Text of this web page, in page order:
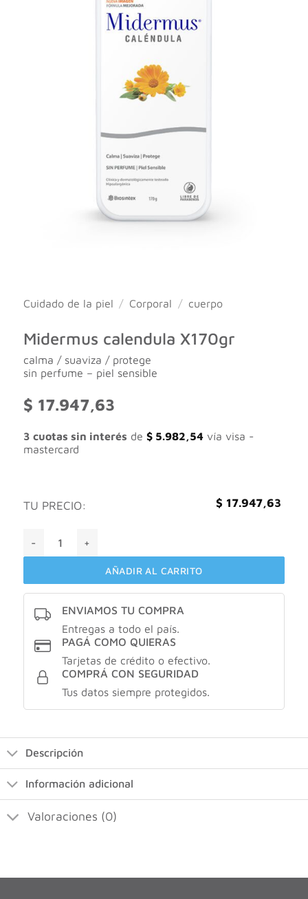
Cuidado de la piel / Corporal / cuerpo
Midermus calendula X170gr
calma / suaviza / protege
sin perfume – piel sensible
$ 17.947,63
3 cuotas sin interés de $5.982,54vía visa -
mastercard
TU PRECIO: $ 17.947,63
AÑADIR AL CARRITO
ENVIAMOS TU COMPRA
Entregas a todo el país.
PAGÁ COMO QUIERAS
Tarjetas de crédito o efectivo.
COMPRÁ CON SEGURIDAD
Tus datos siempre protegidos.
Descripción
Información adicional
Valoraciones (0)